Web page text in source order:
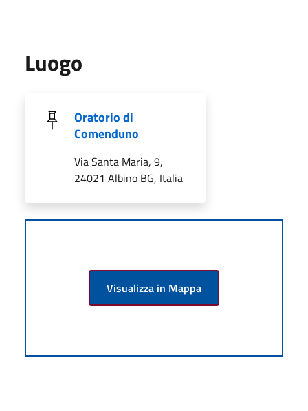
Luogo
Oratorio di
Comenduno
Via Santa Maria, 9,
24021 Albino BG, Italia
Visualizza in Mappa